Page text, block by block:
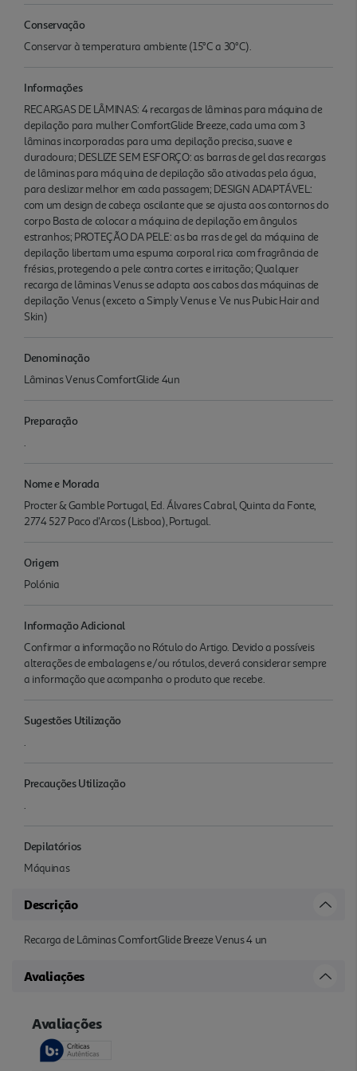
Conservação
Conservar à temperatura ambiente (15°C a 30°C).
Informações
RECARGAS DE LÂMINAS: 4 recargas de lâminas para máquina de
depilação para mulher ComfortGlide Breeze, cada uma com 3
lâminas incorporadas para uma depilação precisa, suave e
duradoura; DESLIZE SEM ESFORÇO: as barras de gel das recargas
de lâminas para máq uina de depilação são ativadas pela água,
para deslizar melhor em cada passagem; DESIGN ADAPTÁVEL:
com um design de cabeça oscilante que se ajusta aos contornos do
corpo Basta de colocar a máquina de depilação em ângulos
estranhos; PROTEÇÃO DA PELE: as ba rras de gel da máquina de
depilação libertam uma espuma corporal rica com fragrância de
frésias, protegendo a pele contra cortes e irritação; Qualquer
recarga de lâminas Venus se adapta aos cabos das máquinas de
depilação Venus (exceto a Simply Venus e Ve nus Pubic Hair and
Skin)
Denominação
Lâminas Venus ComfortGlide 4un
Preparação
.
Nome e Morada
Procter & Gamble Portugal, Ed. Álvares Cabral, Quinta da Fonte,
2774 527 Paco d'Arcos (Lisboa), Portugal.
Origem
Polónia
Informação Adicional
Confirmar a informação no Rótulo do Artigo. Devido a possíveis
alterações de embalagens e/ou rótulos, deverá considerar sempre
a informação que acompanha o produto que recebe.
Sugestões Utilização
.
Precauções Utilização
.
Depilatórios
Máquinas
Descrição
Recarga de Lâminas ComfortGlide Breeze Venus 4 un
Avaliações